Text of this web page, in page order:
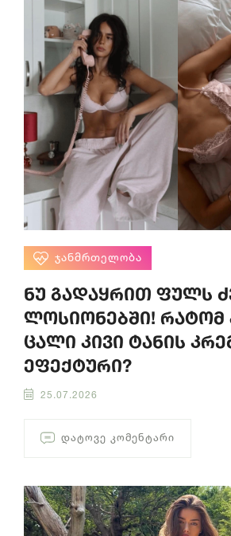
ᲯᲐᲜᲛᲠᲗᲔᲚᲝᲑᲐ
ნუ გადაყრით ფულს
ლოსიონებში! რატომ
ცალი კივი ტანის
ეფექტური?
25.07.2026
ᲓᲐᲢᲝᲕᲔ ᲙᲝᲛᲔᲜᲢᲐᲠᲘ